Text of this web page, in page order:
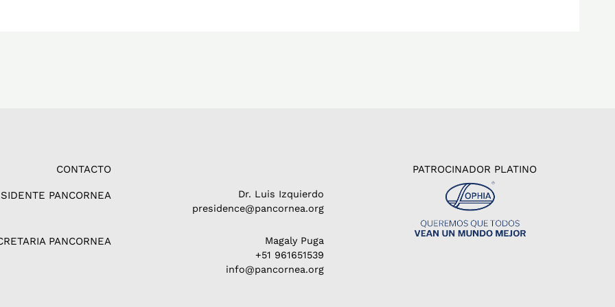
CONTACTO
PANCORNEA
PANCORNEA
Dr. Luis Izquierdo
presidence@pancornea.org
Magaly Puga
+51 961651539
info@pancornea.org
PATROCINADOR PLATINO